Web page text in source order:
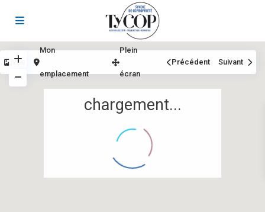
chargement...
Vue
Mon
emplacement
Plein
écran
Précédent Suivant